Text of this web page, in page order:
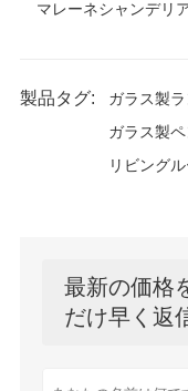
マレーネシャンデリ
製品タグ:
ガラス製
ガラス製
リビング
最新の価格
だけ早く返